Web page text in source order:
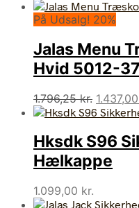
På Udsalg! 20%
Jalas Menu
Hvid 5012-37
1.796,25kr. Den
var:
1.437,00
Hksdk S96
Hælkappe
1.099,00 kr.